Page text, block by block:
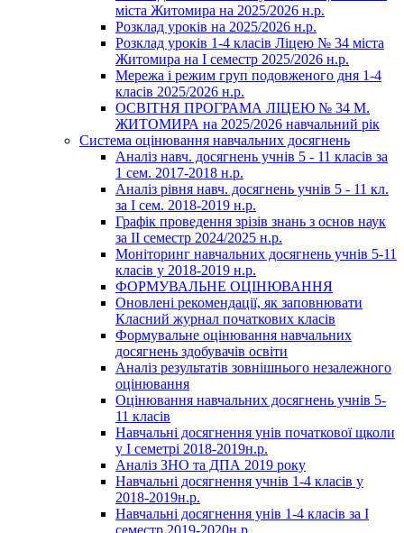
міста Житомира на 2025/2026 н.р.
Розклад уроків на 2025/2026 н.р.
Розклад уроків 1-4 класів Ліцею № 34 міста
Житомира на І семестр 2025/2026 н.р.
Мережа і режим груп подовженого дня 1-4
класів 2025/2026 н.р.
ОСВІТНЯ ПРОГРАМА ЛІЦЕЮ № 34 М.
ЖИТОМИРА на 2025/2026 навчальний рік
Система оцінювання навчальних досягнень
Аналіз навч. досягнень учнів 5 - 11 класів за
1 сем. 2017-2018 н.р.
Аналіз рівня навч. досягнень учнів 5 - 11 кл.
за І сем. 2018-2019 н.р.
Графік проведення зрізів знань з основ наук
за ІІ семестр 2024/2025 н.р.
Моніторинг навчальних досягнень учнів 5-11
класів у 2018-2019 н.р.
ФОРМУВАЛЬНЕ ОЦІНЮВАННЯ
Оновлені рекомендації, як заповнювати
Класний журнал початкових класів
Формувальне оцінювання навчальних
досягнень здобувачів освіти
Аналіз результатів зовнішнього незалежного
оцінювання
Оцінювання навчальних досягнень учнів 5-
11 класів
Навчальні досягнення унів початкової щколи
у І семетрі 2018-2019н.р.
Аналіз ЗНО та ДПА 2019 року
Навчальні досягнення учнів 1-4 класів у
2018-2019н.р.
Навчальні досягнення унів 1-4 класів за І
семестр 2019-2020н.р.